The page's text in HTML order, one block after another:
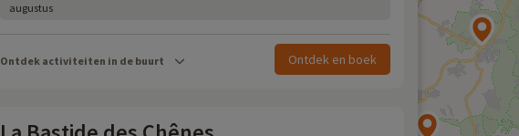
augustus
Ontdek activiteiten in de buurt Ontdek en boek